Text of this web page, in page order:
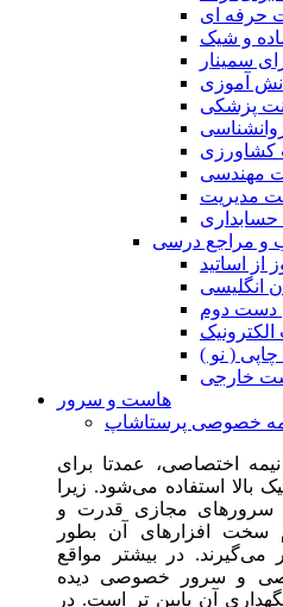
حرفه ای
و شیک
سمینار
آموزی
پزشکی
کشاورزی
مهندسی
مدیریت
حسابداری
و مراجع درسی
اساتید
انگلیسی
دست دوم
( نو )
خارجی
هاست و سرور
خصوصی پرستاشاپ
اختصاصی، عمدتا برای
بالا استفاده می‌شود. زیرا
سرورهای مجازی قدرت و
سخت افزارهای آن بطور
می‌گیرند. در بیشتر مواقع
و سرور خصوصی دیده
آن پایین تر است. در